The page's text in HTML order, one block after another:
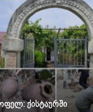
ქისტაურში